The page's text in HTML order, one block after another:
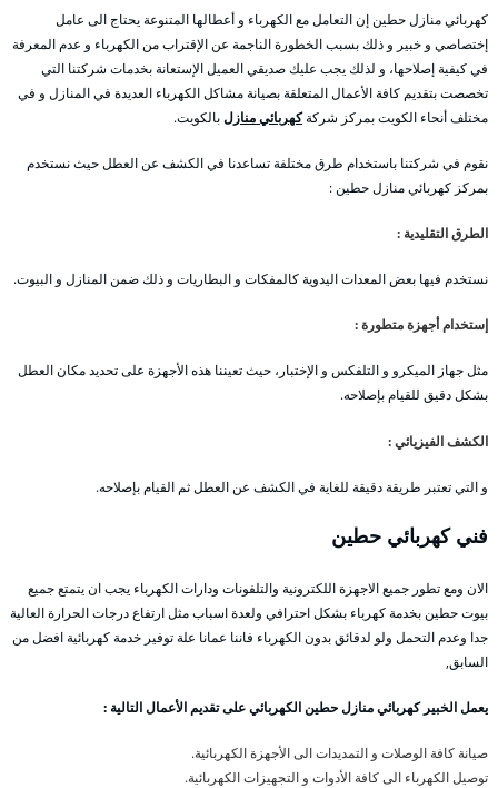
كهربائي منازل حطين إن التعامل مع الكهرباء و أعطالها المتنوعة يحتاج الى عامل
إختصاصي و خبير و ذلك بسبب الخطورة الناجمة عن الإقتراب من الكهرباء و عدم المعرفة
في كيفية إصلاحها، و لذلك يجب عليك صديقي العميل الإستعانة بخدمات شركتنا التي
تخصصت بتقديم كافة الأعمال المتعلقة بصيانة مشاكل الكهرباء العديدة في المنازل و في
مختلف أنحاء الكويت بمركز شركةكهربائي منازلبالكويت.
نقوم في شركتنا باستخدام طرق مختلفة تساعدنا في الكشف عن العطل حيث نستخدم
بمركز كهربائي منازل حطين :
الطرق التقليدية :
نستخدم فيها بعض المعدات اليدوية كالمفكات و البطاريات و ذلك ضمن المنازل و البيوت.
إستخدام أجهزة متطورة :
مثل جهاز الميكرو و التلفكس و الإختبار، حيث تعيننا هذه الأجهزة على تحديد مكان العطل
بشكل دقيق للقيام بإصلاحه.
الكشف الفيزيائي :
و التي تعتبر طريقة دقيقة للغاية في الكشف عن العطل ثم القيام بإصلاحه.
فني كهربائي حطين
الان ومع تطور جميع الاجهزة اللكترونية والتلفونات ودارات الكهرباء يجب ان يتمتع جميع
بيوت حطين بخدمة كهرباء بشكل احترافي ولعدة اسباب مثل ارتفاع درجات الحرارة العالية
جدا وعدم التحمل ولو لدقائق بدون الكهرباء فاننا عمانا علة توفير خدمة كهربائية افضل من
السابق,
يعمل الخبير كهربائي منازل حطين الكهربائي على تقديم الأعمال التالية :
صيانة كافة الوصلات و التمديدات الى الأجهزة الكهربائية.
توصيل الكهرباء الى كافة الأدوات و التجهيزات الكهربائية.